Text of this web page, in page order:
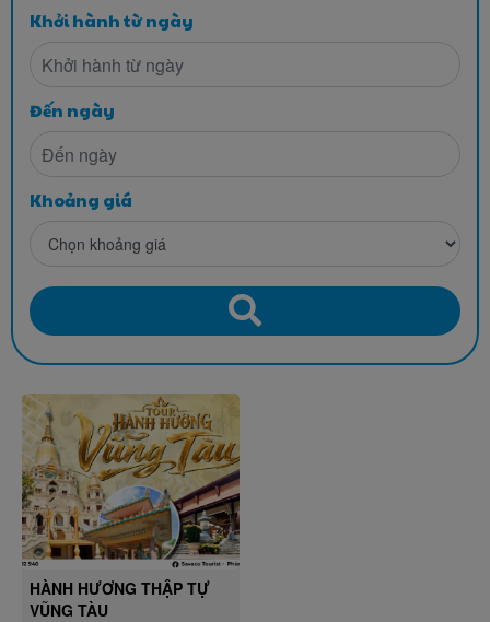
Khởi hành từ ngày
Đến ngày
Khoảng giá
HÀNH HƯƠNG THẬP TỰ
VŨNG TÀU